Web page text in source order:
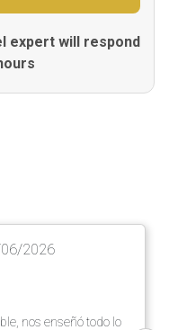
expert will respond
2026
nos enseñó todo lo